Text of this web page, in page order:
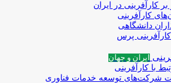
کارآفرینی در ایران
کارآفرینی
دانشگاهی
پرس
ایران و جهان
با کارآفرینی
شرکت‌های‌‌ توسعه‌ خدمات فناوری